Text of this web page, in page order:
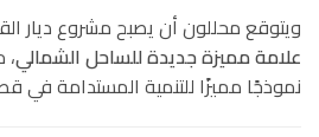
ويتوقع محللون أن يصبح مشروع ديار
علامة مميزة جديدة للساحل الشمالي
نموذجًا مميزًا للتنمية المستدامة في